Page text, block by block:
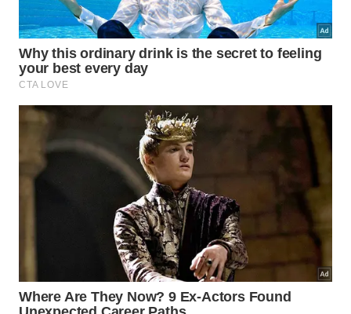
preservado, minimizandoreclamações formais e
desgastes narotinadiária.
As boas práticas de convivência em prédios incluem
cuidados essenciais na organização doméstica:
Definir dias específicos para faxinas pesadas;
Verificar o escoamento dos ralos antes de
umedecer o piso;
Utilizar panos de microfibra para conter
vazamentos laterais.